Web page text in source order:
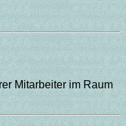
Mitarbeiter im Raum